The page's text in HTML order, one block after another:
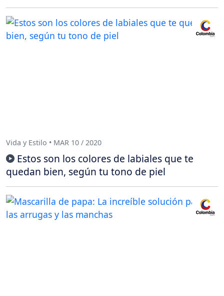
Vida y Estilo • MAR 10 / 2020
Estos son los colores de labiales que te
quedan bien, según tu tono de piel